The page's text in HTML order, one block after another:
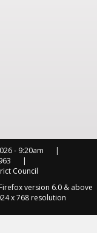
- 9:20am
Council
version 6.0 & above
x 768 resolution